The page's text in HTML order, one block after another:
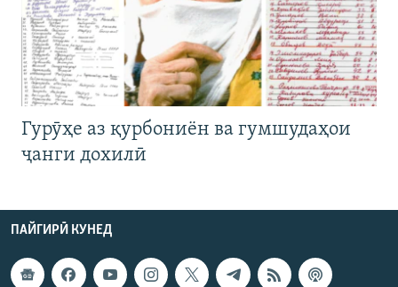
Гурӯҳе аз қурбониён ва гумшудаҳои
ҷанги дохилӣ
ПАЙГИРӢ КУНЕД